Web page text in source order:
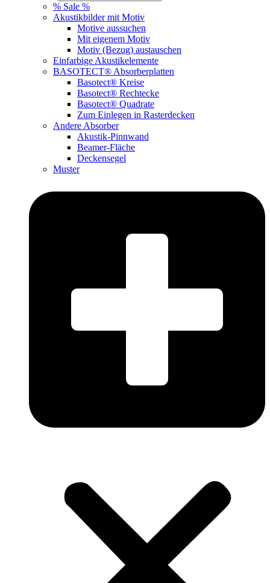
% Sale %
Akustikbilder mit Motiv
Motive aussuchen
Mit eigenem Motiv
Motiv (Bezug) austauschen
Einfarbige Akustikelemente
BASOTECT® Absorberplatten
Basotect® Kreise
Basotect® Rechtecke
Basotect® Quadrate
Zum Einlegen in Rasterdecken
Andere Absorber
Akustik-Pinnwand
Beamer-Fläche
Deckensegel
Muster